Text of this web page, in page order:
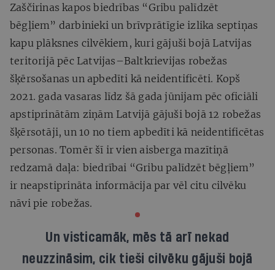
Zaščirinas kapos biedrības “Gribu palīdzēt
bēgļiem” darbinieki un brīvprātīgie izlika septiņas
kapu plāksnes cilvēkiem, kuri gājuši bojā Latvijas
teritorijā pēc Latvijas–Baltkrievijas robežas
šķērsošanas un apbedīti kā neidentificēti. Kopš
2021. gada vasaras līdz šā gada jūnijam pēc oficiāli
apstiprinātām ziņām Latvijā gājuši bojā 12 robežas
šķērsotāji, un 10 no tiem apbedīti kā neidentificētas
personas. Tomēr šī ir vien aisberga mazītiņā
redzamā daļa: biedrībai “Gribu palīdzēt bēgļiem”
ir neapstiprināta informācija par vēl citu cilvēku
nāvi pie robežas.
Un visticamāk, mēs tā arī nekad
neuzzināsim, cik tieši cilvēku gājuši bojā